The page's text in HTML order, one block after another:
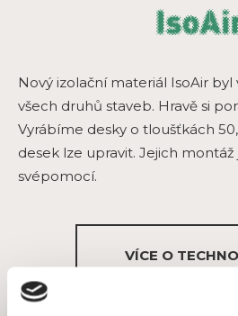
Nový izolační materiál IsoAir byl
všech druhů staveb. Hravě si
Vyrábíme desky o tloušťkách
desek lze upravit. Jejich
svépomocí.
VÍCE O